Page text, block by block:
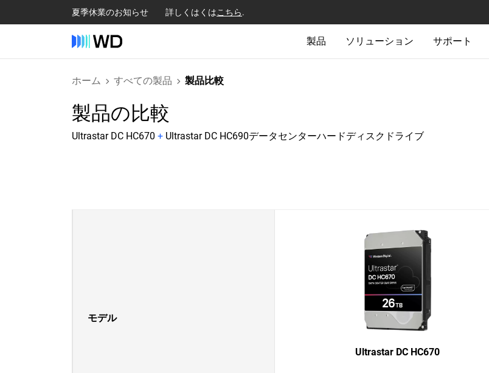
夏季休業のお知らせ 詳しくはくはこちら.
製品 ソリューション サポート
ホーム すべての製品 製品比較
製品の比較
Ultrastar DC HC670 + Ultrastar DC HC690データセンターハードディスクドライブ
モデル
Ultrastar DC HC670